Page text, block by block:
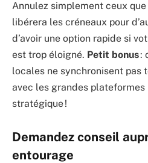
Annulez simplement ceux que
libérera les créneaux pour
d’avoir une option rapide si
est trop éloigné. Petit bonus:
locales ne synchronisent pas
avec les grandes plateformes
stratégique !
Demandez conseil
entourage